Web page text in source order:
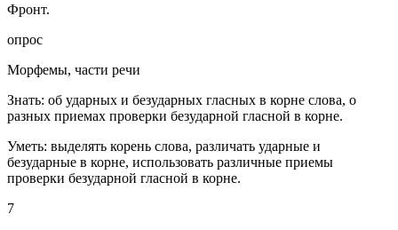
Фронт.
опрос
Морфемы, части речи
Знать: об ударных и безударных гласных в корне слова, о
разных приемах проверки безударной гласной в корне.
Уметь: выделять корень слова, различать ударные и
безударные в корне, использовать различные приемы
проверки безударной гласной в корне.
7